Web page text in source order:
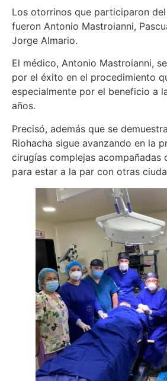
Los otorrinos que participaron
fueron Antonio Mastroianni,
Jorge Almario.
El médico, Antonio Mastroianni,
por el éxito en el procedimiento
especialmente por el beneficio a
años.
Precisó, además que se
Riohacha sigue avanzando en la
cirugías complejas acompañadas
para estar a la par con otras